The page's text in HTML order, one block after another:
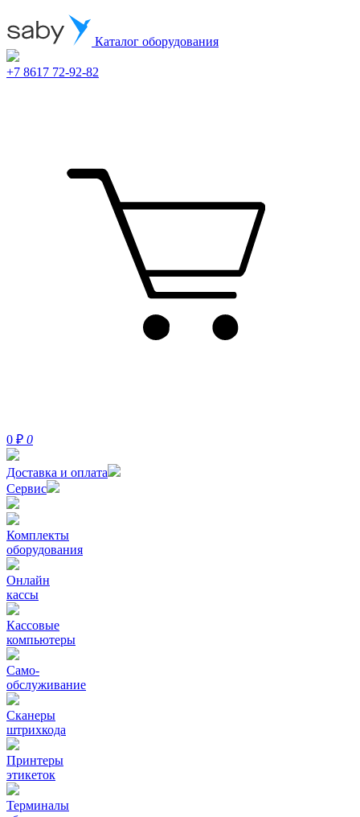
Каталог оборудования
+7 8617 72-92-82
0 ₽ 0
Доставка и оплата
Сервис
Комплекты
оборудования
Онлайн
кассы
Кассовые
компьютеры
Само-
обслуживание
Сканеры
штрихкода
Принтеры
этикеток
Терминалы